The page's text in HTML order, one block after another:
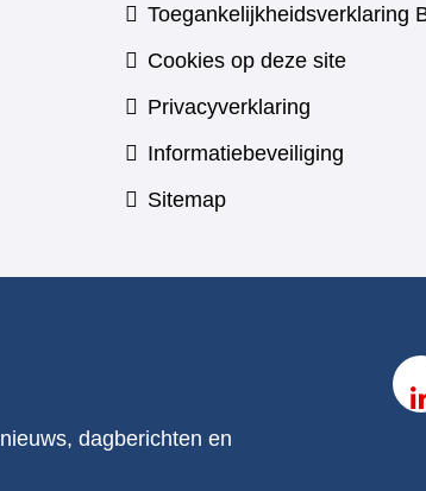
Toegankelijkheidsverklaring
Cookies op deze site
Privacyverklaring
Informatiebeveiliging
Sitemap
dagberichten en